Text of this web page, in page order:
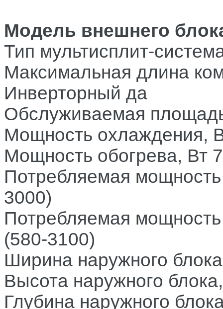
Модель внешнего
Тип мультисплит-
Максимальная длина
Инверторный да
Обслуживаемая
Мощность охлаждения,
Мощность обогрева, Вт
Потребляемая
3000)
Потребляемая
(580-3100)
Ширина наружного
Высота наружного
Глубина наружного